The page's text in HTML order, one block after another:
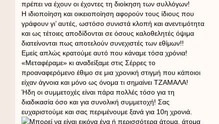
πρέπει να έχουν οι έχοντες τη διοίκηση των συλλόγων!
Η ιδιοποίηση και οικειοποίηση αφορούν τους ίδιους που
γράφουν γι’ αυτές, ωστόσο συνιστά κλοπή και ανεντιμότητα
και ως τέτοιες αποδίδονται σε όσους καλοθελητές όψιμα
διατείνονται πως αποτελούν συνεχιστές των εθίμων!!
Εμείς απλώς κρατούμε αυτό που κάναμε τόσα χρόνια!
«Μεταφέραμε» κι αναδείξαμε στις Σέρρες το
προαναφερόμενο έθιμο σε μια χρονική στιγμή που κάποιοι
είχαν άγνοια και μόνο ως όνομα τι σημαίνει ΤΖΑΜΑΛΑ!
Ήδη οι συμμετοχές είναι πάρα πολλές τόσο για τη
διαδικασία όσο και για συνολική συμμετοχή! Σας
ευχαριστούμε και σας περιμένουμε ξανά για 10η χρονιά.